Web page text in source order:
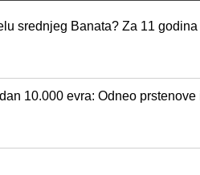
srednjeg Banata? Za 11
10.000 evra: Odneo